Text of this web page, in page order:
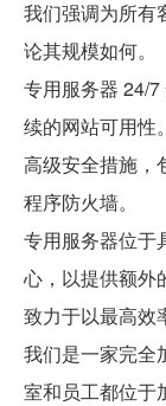
我们强调为所有
论其规模如何。
专用服务器 24/
续的网站可用性。
高级安全措施，
程序防火墙。
专用服务器位于
心，以提供额外
致力于以最高效
我们是一家完全
室和员工都位于